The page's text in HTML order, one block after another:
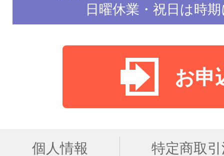
日曜休業・祝日は時
お申
個人情報
特定商取